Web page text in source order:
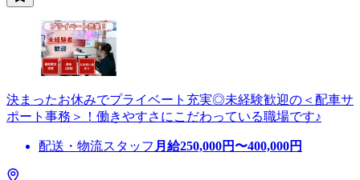
決まったお休みでプライベート充実◎未経験歓迎の＜配車サ
ポート事務＞！働きやすさにこだわっている職場です♪
配送・物流スタッフ 月給250,000円〜400,000円